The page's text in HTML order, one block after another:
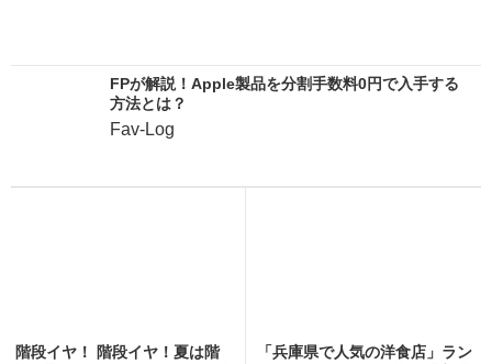
FPが解説！Apple製品を分割手数料0円で入手する
方法とは？
Fav-Log
階段イヤ！ 階段イヤ！夏は階
「兵庫県で人気の洋食店」ラン